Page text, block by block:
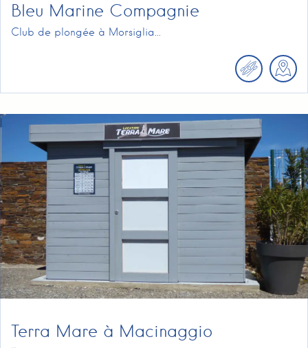
Bleu Marine Compagnie
Club de plongée à Morsiglia...
Terra Mare à Macinaggio